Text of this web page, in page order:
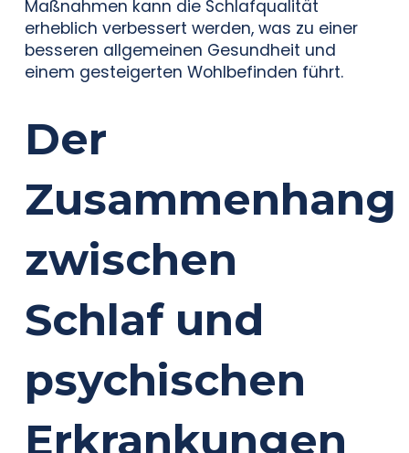
Maßnahmen kann die Schlafqualität
erheblich verbessert werden, was zu einer
besseren allgemeinen Gesundheit und
einem gesteigerten Wohlbefinden führt.
Der
Zusammenhang
zwischen
Schlaf und
psychischen
Erkrankungen